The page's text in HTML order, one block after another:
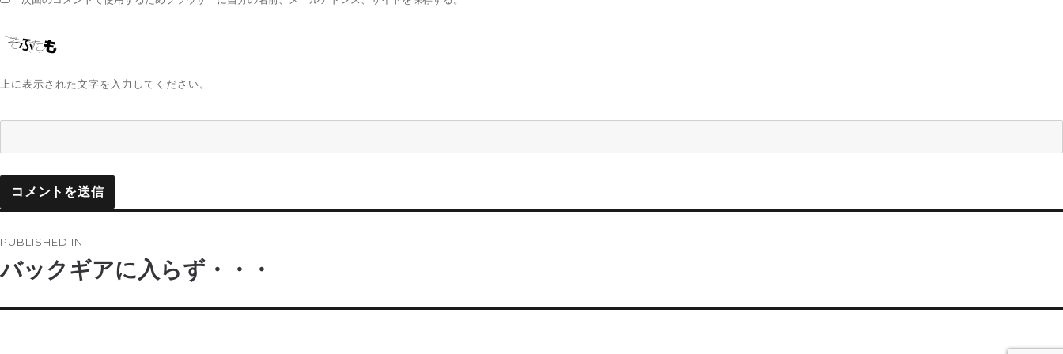
上に表示された文字を入力してください。
稿
PUBLISHED IN
バックギアに入らず・・・